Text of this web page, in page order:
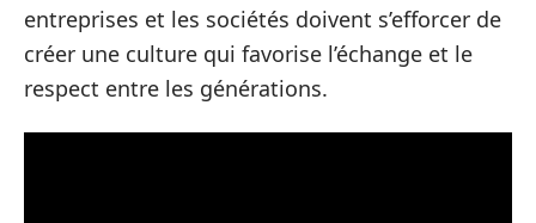
entreprises et les sociétés doivent s’efforcer de
créer une culture qui favorise l’échange et le
respect entre les générations.